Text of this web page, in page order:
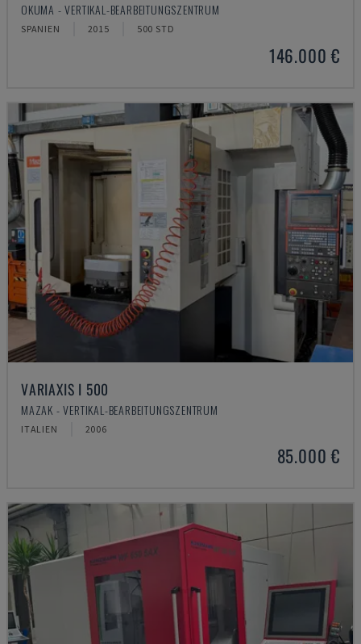
OKUMA - VERTIKAL-BEARBEITUNGSZENTRUM
SPANIEN 2015 500 STD
146.000 €
VARIAXIS I 500
MAZAK - VERTIKAL-BEARBEITUNGSZENTRUM
ITALIEN 2006
85.000 €